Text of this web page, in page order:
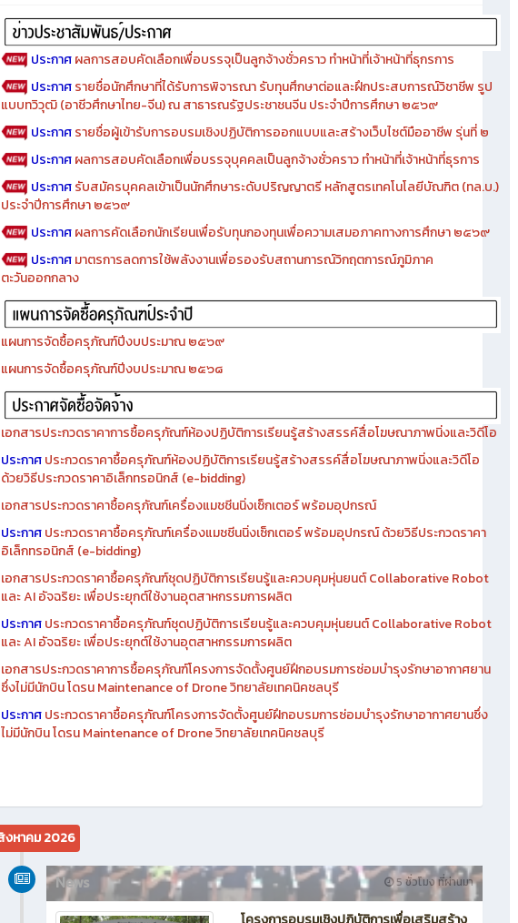
Advertise
ประกาศผลการสอบคัดเลือกเพื่อบรรจุเป็นลูกจ้างชั่วคราว ทำหน้าที่เจ้าหน้าที่ธุกรการ
ประกาศรายชื่อนักศึกษาที่ได้รับการพิจารณา รับทุนศึกษาต่อและฝึกประสบการณ์วิชาชีพ รูป
แบบทวิวุฒิ (อาชีวศึกษาไทย-จีน) ณ สาธารณรัฐประชาชนจีน ประจำปีการศึกษา ๒๕๖๙
ประกาศรายชื่อผู้เข้ารับการอบรมเชิงปฏิบัติการออกแบบและสร้างเว็บไซต์มืออาชีพ รุ่นที่ ๒
ประกาศผลการสอบคัดเลือกเพื่อบรรจุบุคคลเป็นลูกจ้างชั่วคราว ทำหน้าที่เจ้าหน้าที่ธุรการ
ประกาศรับสมัครบุคคลเข้าเป็นนักศึกษาระดับปริญญาตรี หลักสูตรเทคโนโลยีบัณฑิต (ทล.บ.)
ประจำปีการศึกษา ๒๕๖๙
ประกาศผลการคัดเลือกนักเรียนเพื่อรับทุนกองทุนเพื่อความเสมอภาคทางการศึกษา ๒๕๖๙
ประกาศมาตรการลดการใช้พลังงานเพื่อรองรับสถานการณ์วิกฤตการณ์ภูมิภาค
ตะวันออกกลาง
แผนการจัดซื้อครุภัณฑ์ปีงบประมาณ ๒๕๖๙
แผนการจัดซื้อครุภัณฑ์ปีงบประมาณ ๒๕๖๘
เอกสารประกวดราคาการซื้อครุภัณฑ์ห้องปฏิบัติการเรียนรู้สร้างสรรค์สื่อโฆษณาภาพนิ่งและวิดีโอ
ประกาศประกวดราคาซื้อครุภัณฑ์ห้องปฏิบัติการเรียนรู้สร้างสรรค์สื่อโฆษณาภาพนิ่งและวิดีโอ
ด้วยวิธีประกวดราคาอิเล็กทรอนิกส์ (e-bidding)
เอกสารประกวดราคาซื้อครุภัณฑ์เครื่องแมชชีนนิ่งเซ็กเตอร์ พร้อมอุปกรณ์
ประกาศประกวดราคาซื้อครุภัณฑ์เครื่องแมชชีนนิ่งเซ็กเตอร์ พร้อมอุปกรณ์ ด้วยวิธีประกวดราคา
อิเล็กทรอนิกส์ (e-bidding)
เอกสารประกวดราคาซื้อครุภัณฑ์ชุดปฏิบัติการเรียนรู้และควบคุมหุ่นยนต์ Collaborative Robot
และ AI อัจฉริยะ เพื่อประยุกต์ใช้งานอุตสาหกรรมการผลิต
ประกาศประกวดราคาซื้อครุภัณฑ์ชุดปฏิบัติการเรียนรู้และควบคุมหุ่นยนต์ Collaborative Robot
และ AI อัจฉริยะ เพื่อประยุกต์ใช้งานอุตสาหกรรมการผลิต
เอกสารประกวดราคาการซื้อครุภัณฑ์โครงการจัดตั้งศูนย์ฝึกอบรมการซ่อมบำรุงรักษาอากาศยาน
ไม่มีนักบิน โดรน Maintenance of Drone วิทยาลัยเทคนิคชลบุรี
สิงหาคม 2026